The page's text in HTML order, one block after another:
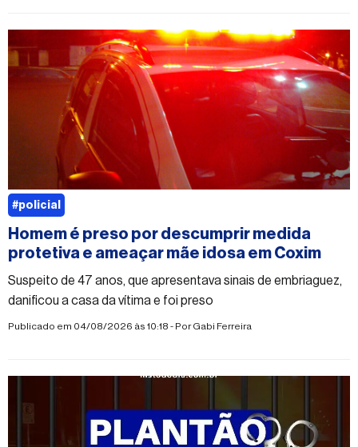
Homem é preso por descumprir medida
protetiva e ameaçar mãe idosa em Coxim
Suspeito de 47 anos, que apresentava sinais de embriaguez,
danificou a casa da vítima e foi preso
Publicado em 04/08/2026 às 10:18 - PorGabi Ferreira
#policial